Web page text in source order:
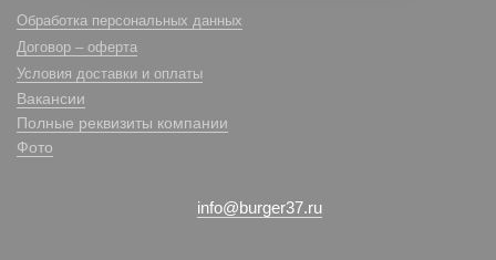
Обработка персональных данных
Договор – оферта
Условия доставки и оплаты
Вакансии
Полные реквизиты компании
Фото
info@burger37.ru